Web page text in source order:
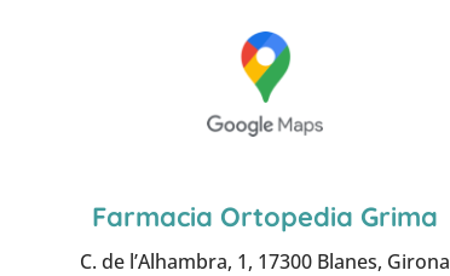
Farmacia Ortopedia Grima
C. de l’Alhambra, 1, 17300 Blanes, Girona